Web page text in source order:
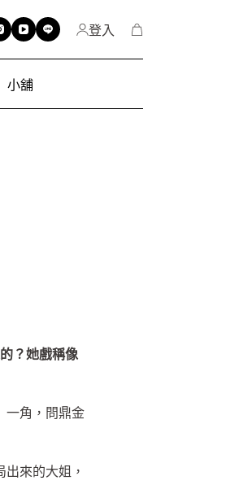
登入
小舖
？她戲稱像
一角，問鼎金
來的大姐，